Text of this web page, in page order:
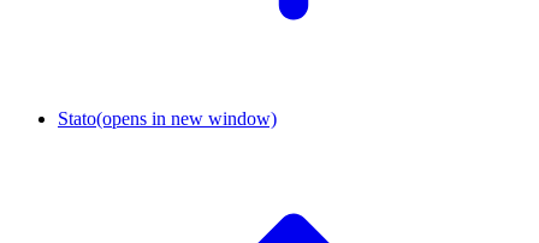
Stato(opens in new window)